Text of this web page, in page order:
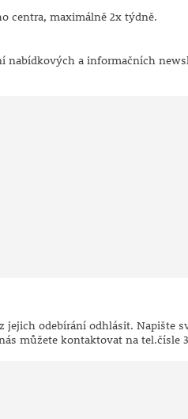
centra, maximálně 2x týdně.
nabídkových a informačních
jejich odebírání odhlásit.
můžete kontaktovat na tel.čísle